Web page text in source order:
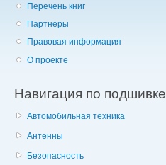
Перечень книг
Партнеры
Правовая информация
О проекте
Навигация по подшивке
Автомобильная техника
Антенны
Безопасность